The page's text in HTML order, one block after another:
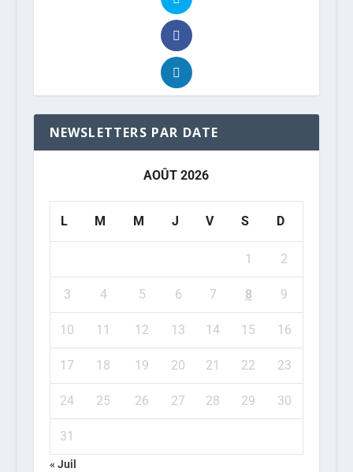
NEWSLETTERS PAR DATE
AOÛT 2026
L M M J V S D
1 2
3 4 5 6 7 8 9
10 11 12 13 14 15 16
17 18 19 20 21 22 23
24 25 26 27 28 29 30
31
« Juil